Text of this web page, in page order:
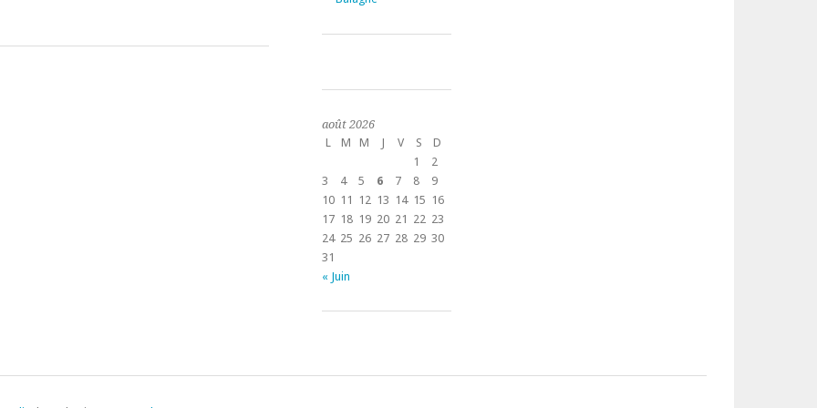
août 2026
L
M M J V S
D
1
2
3
4 5 6 7 8
9
10 11 12 13 14 15 16
17 18 19 20 21 22 23
24 25 26 27 28 29 30
31
« Juin